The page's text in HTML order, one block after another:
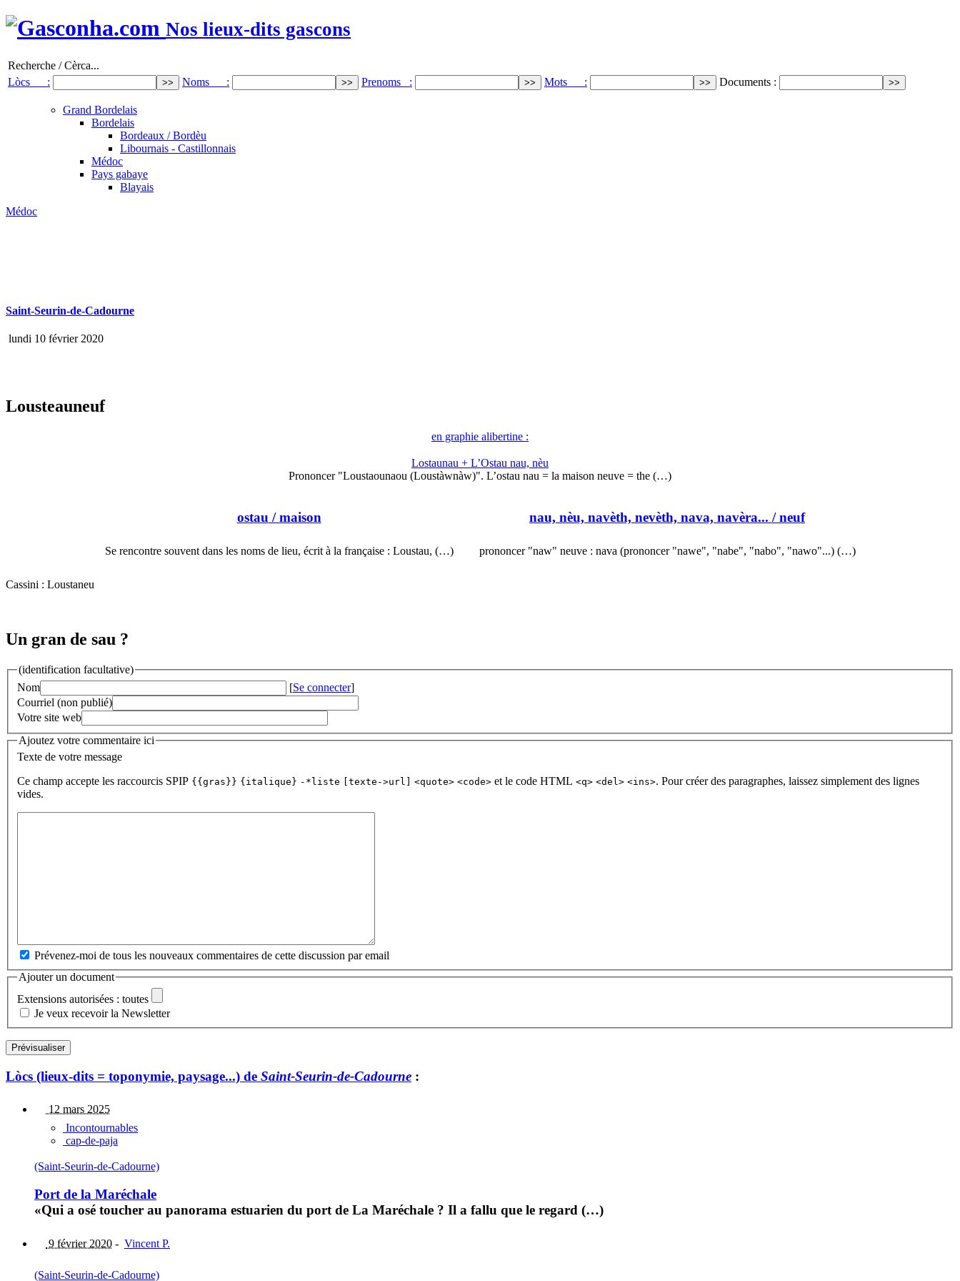
Nos lieux-dits gascons
Recherche / Cèrca...
Lòcs :
Noms : Prenoms : Mots : Documents :
Grand Bordelais
Bordelais
Bordeaux / Bordèu
Libournais - Castillonnais
Médoc
Pays gabaye
Blayais
Médoc
Saint-Seurin-de-Cadourne
lundi 10 février 2020
Lousteauneuf
en graphie alibertine :
Lostaunau + L’Ostau nau, nèu
Prononcer "Loustaounaou (Loustàwnàw)". L’ostau nau = la maison neuve = the (…)
ostau / maison
Se rencontre souvent dans les noms de lieu, écrit à la française : Loustau, (…)
nau, nèu, navèth, nevèth, nava, navèra... / neuf
prononcer "naw" neuve : nava (prononcer "nawe", "nabe", "nabo", "nawo"...) (…)
Cassini : Loustaneu
Un gran de sau ?
(identification facultative)
Nom
[Se connecter]
Courriel (non publié)
Votre site web
Ajoutez votre commentaire ici
Texte de votre message
Ce champ accepte les raccourcis SPIP {{gras}} {italique} -*liste [texte->url] <quote> <code> et le code HTML <q> <del> <ins>. Pour créer des paragraphes, laissez simplement des lignes
vides.
Prévenez-moi de tous les nouveaux commentaires de cette discussion par email
Ajouter un document
Extensions autorisées : toutes
Je veux recevoir la Newsletter
Lòcs (lieux-dits = toponymie, paysage...) de Saint-Seurin-de-Cadourne :
12 mars 2025
Incontournables
cap-de-paja
(Saint-Seurin-de-Cadourne)
Port de la Maréchale
«Qui a osé toucher au panorama estuarien du port de La Maréchale ? Il a fallu que le regard (…)
9 février 2020 - Vincent P.
(Saint-Seurin-de-Cadourne)